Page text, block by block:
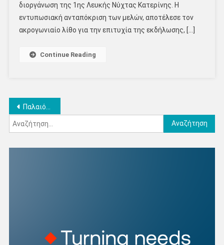
διοργάνωση της 1ης Λευκής Νύχτας Κατερίνης. Η
εντυπωσιακή ανταπόκριση των μελών, αποτέλεσε τον
ακρογωνιαίο λίθο για την επιτυχία της εκδήλωσης, […]
Continue Reading
Πλοήγηση
άρθρων
Παλαιότερα άρθρα
Αναζήτηση
για: